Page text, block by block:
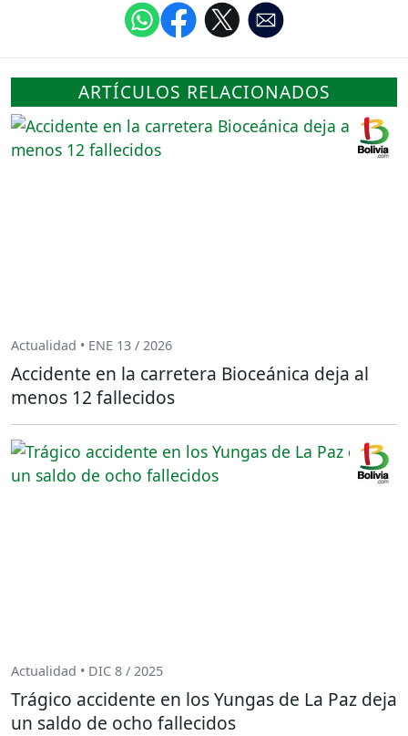
ARTÍCULOS RELACIONADOS
Actualidad • ENE 13 / 2026
Accidente en la carretera Bioceánica deja al
menos 12 fallecidos
Actualidad • DIC 8 / 2025
Trágico accidente en los Yungas de La Paz deja
un saldo de ocho fallecidos